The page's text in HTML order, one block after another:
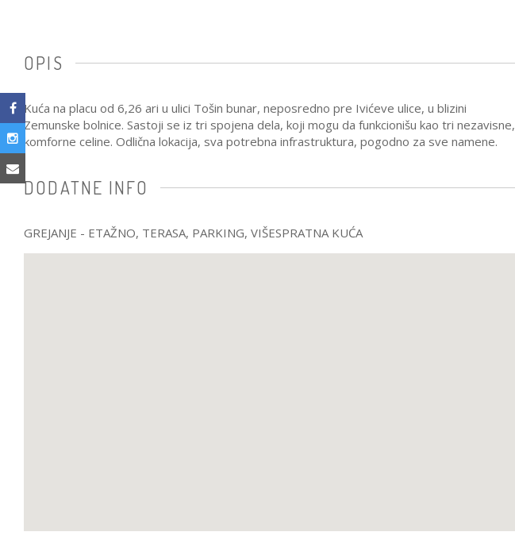
OPIS
Kuća na placu od 6,26 ari u ulici Tošin bunar, neposredno pre Ivićeve ulice, u blizini
Zemunske bolnice. Sastoji se iz tri spojena dela, koji mogu da funkcionišu kao tri nezavisne,
komforne celine. Odlična lokacija, sva potrebna infrastruktura, pogodno za sve namene.
DODATNE INFO
GREJANJE - ETAŽNO, TERASA, PARKING, VIŠESPRATNA KUĆA